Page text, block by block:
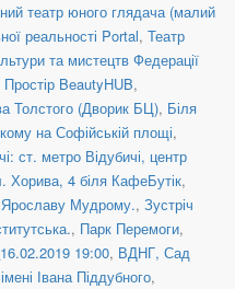
театр юного глядача (малий
реальності Portal, Театр
та мистецтв Федерації
Простір BeautyHUB,
Толстого (Дворик БЦ), Біля
на Софійській площі,
ст. метро Відубичі, центр
Хорива, 4 біля КафеБутік,
Ярославу Мудрому., Зустріч
, Парк Перемоги,
19:00, ВДНГ, Сад
Івана Піддубного,